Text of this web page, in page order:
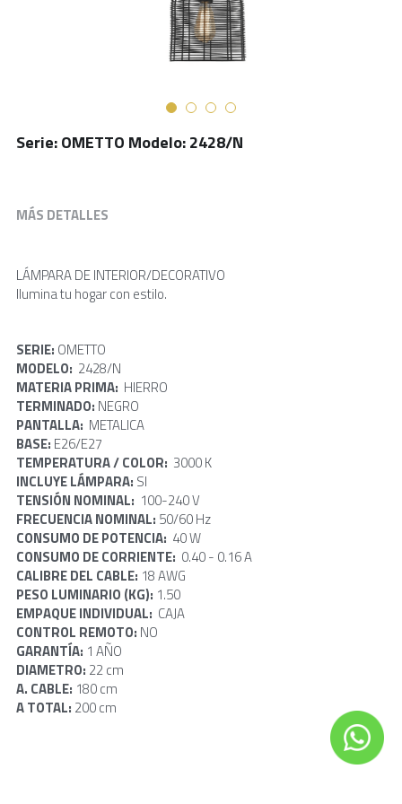
Serie: OMETTO Modelo: 2428/N
MÁS DETALLES
LÁMPARA DE INTERIOR/DECORATIVO
Ilumina tu hogar con estilo.
SERIE: OMETTO
MODELO: 2428/N
MATERIA PRIMA: HIERRO
TERMINADO: NEGRO
PANTALLA: METALICA
BASE: E26/E27
TEMPERATURA / COLOR: 3000 K
INCLUYE LÁMPARA: SI
TENSIÓN NOMINAL: 100-240 V
FRECUENCIA NOMINAL: 50/60 Hz
CONSUMO DE POTENCIA: 40 W
CONSUMO DE CORRIENTE: 0.40 - 0.16 A
CALIBRE DEL CABLE: 18 AWG
PESO LUMINARIO (KG): 1.50
EMPAQUE INDIVIDUAL: CAJA
CONTROL REMOTO: NO
GARANTÍA: 1 AÑO
DIAMETRO: 22 cm
A. CABLE: 180 cm
A TOTAL: 200 cm